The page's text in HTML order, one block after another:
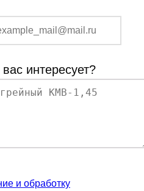
интересует?
и обработку